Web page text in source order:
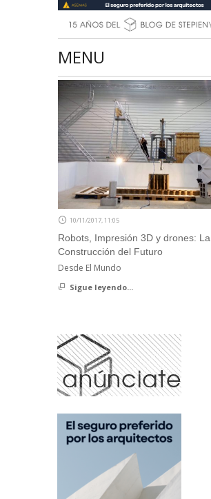
MENU
10/11/2017, 11:05
Robots, Impresión 3D y drones: La
Construcción del Futuro
Desde El Mundo
Sigue leyendo...